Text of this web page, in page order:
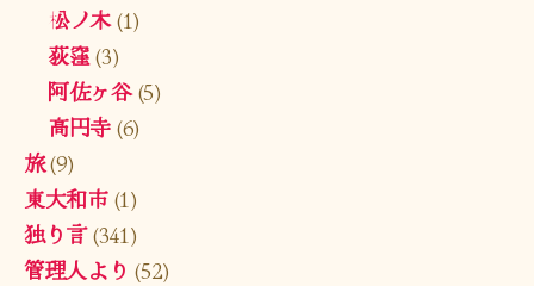
松ノ木(1)
荻窪(3)
阿佐ヶ谷(5)
高円寺(6)
旅(9)
東大和市(1)
独り言(341)
管理人より (52)